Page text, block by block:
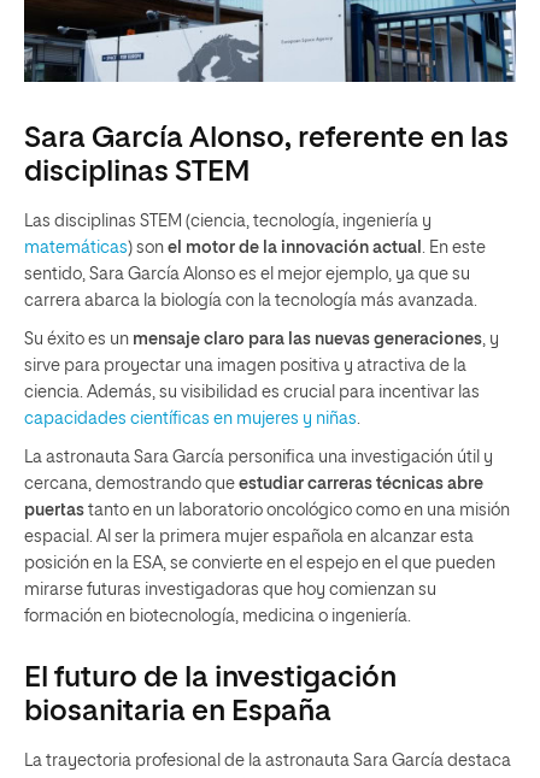
Sara García Alonso, referente en las
disciplinas STEM
Las disciplinas STEM (ciencia, tecnología, ingeniería y
matemáticas) son el motor de la innovación actual . En este
sentido, Sara García Alonso es el mejor ejemplo, ya que su
carrera abarca la biología con la tecnología más avanzada.
Su éxito es un mensaje claro para las nuevas generaciones, y
sirve para proyectar una imagen positiva y atractiva de la
ciencia. Además, su visibilidad es crucial para incentivar las
capacidades científicas en mujeres y niñas.
La astronauta Sara García personifica una investigación útil y
cercana, demostrando que estudiar carreras técnicas abre
puertas tanto en un laboratorio oncológico como en una misión
espacial. Al ser la primera mujer española en alcanzar esta
posición en la ESA, se convierte en el espejo en el que pueden
mirarse futuras investigadoras que hoy comienzan su
formación en biotecnología, medicina o ingeniería.
El futuro de la investigación
biosanitaria en España
La trayectoria profesional de la astronauta Sara García destaca